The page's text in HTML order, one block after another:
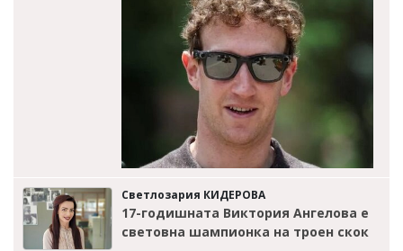
Светлозария КИДЕРОВА
17-годишната Виктория Ангелова е
световна шампионка на троен скок